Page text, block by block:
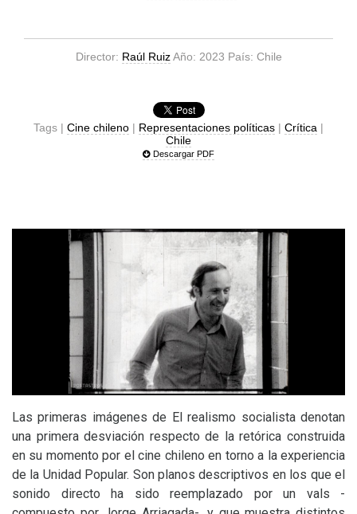
Director: Raúl RuizAño: 2023 País: Chile
Tags | Cine chileno | Representaciones políticas | Crítica |
Chile
Descargar PDF
Las primeras imágenes de El realismo socialista denotan
una primera desviación respecto de la retórica construida
en su momento por el cine chileno en torno a la experiencia
de la Unidad Popular. Son planos descriptivos en los que el
sonido directo ha sido reemplazado por un vals -